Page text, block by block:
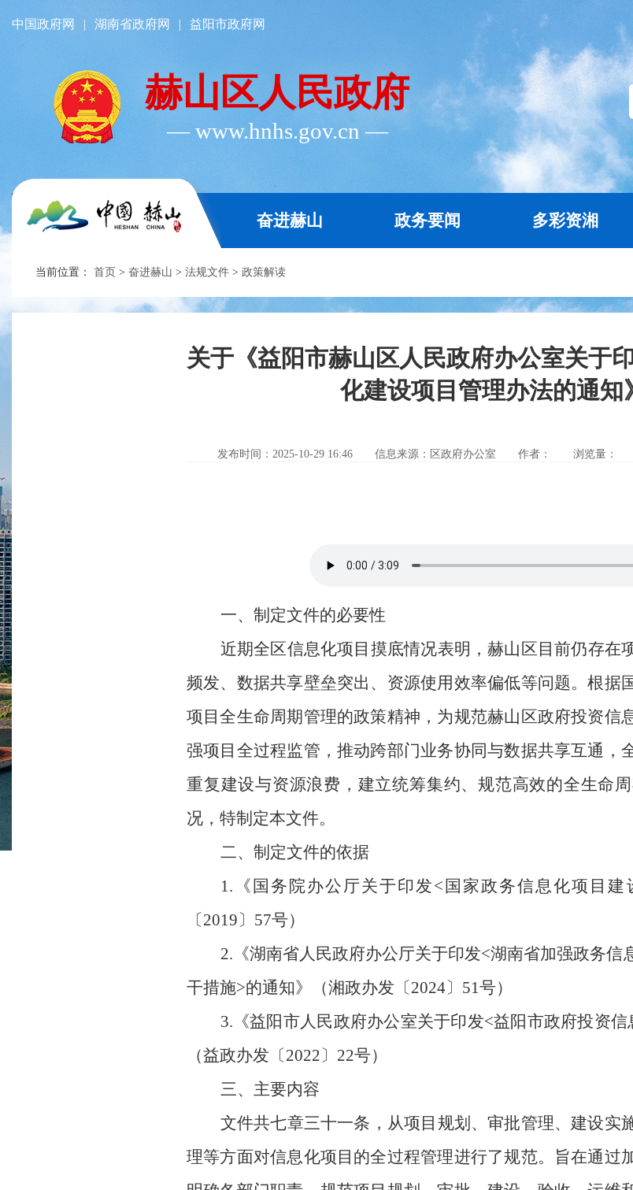
中国政府网 | 湖南省政府网 | 益阳市政府网
赫山区人民政府
― www.hnhs.gov.cn ―
奋进赫山 政务要闻 多彩资湘
当前位置： 首页 > 奋进赫山 > 法规文件 > 政策解读
关于《益阳市赫山区人民政府办公室关于
化建设项目管理办法的通知
发布时间：2025-10-29 16:46 信息来源：区政府办公室 作者： 浏览量：
一、制定文件的必要性
近期全区信息化项目摸底情况表明，赫山区目前仍存在
频发、数据共享壁垒突出、资源使用效率偏低等问题。根据
项目全生命周期管理的政策精神，为规范赫山区政府投资信
强项目全过程监管，推动跨部门业务协同与数据共享互通，
重复建设与资源浪费，建立统筹集约、规范高效的全生命
况， 特制定本文件。
二、制定文件的依据
1.《国务院办公厅关于印发<国家政务信息化项目建
〔2019〕 57号）
2.《湖南省人民政府办公厅关于印发<湖南省加强政务
干措施>的通知》
（湘政办发 〔2024〕 51号）
3.《益阳市人民政府办公室关于印发<益阳市政府投资信
（益政办发 〔2022〕 22号）
三、主要内容
文件共七章三十一条，从项目规划、审批管理、建设实
理等方面对信息化项目的全过程管理进行了规范。旨在通过